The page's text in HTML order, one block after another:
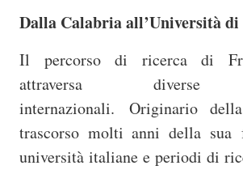
Dalla Calabria all’Università di
Il percorso di ricerca di
attraversa
internazionali. Originario
trascorso molti anni della sua
università italiane e periodi di